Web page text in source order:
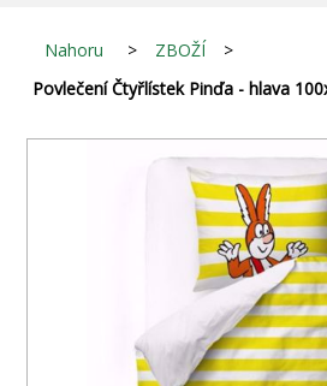
Nahoru > ZBOŽÍ
>
Povlečení Čtyřlístek Pinďa - hlava